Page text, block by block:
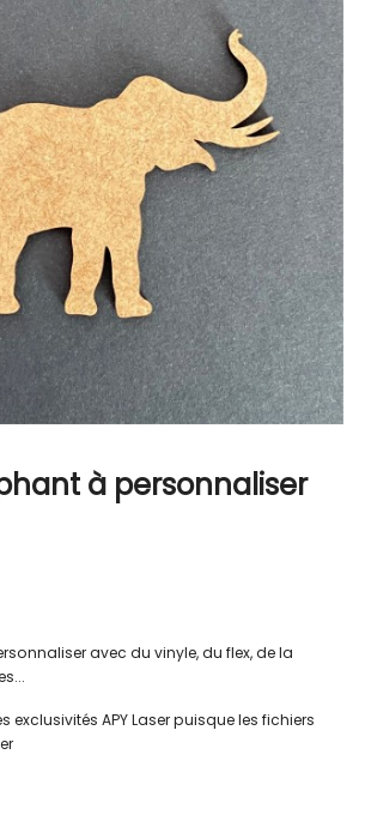
à personnaliser
avec du vinyle, du flex, de la
exclusivités APY Laser puisque les fichiers